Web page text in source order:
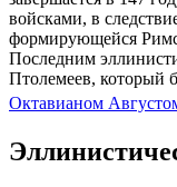
войсками, в
формирующейся
Последним
Птолемеев, который
Октавианом